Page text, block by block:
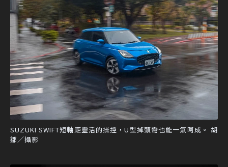
SUZUKI SWIFT短軸距靈活的操控，U型掉頭彎也能一氣呵成。 胡
鄒／攝影